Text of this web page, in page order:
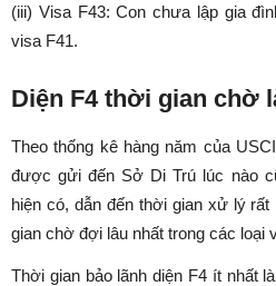
(iii) Visa F43: Con chưa lập gia
visa F41.
Diện F4 thời gian chờ
Theo thống kê hàng năm của
được gửi đến Sở Di Trú lúc nào
hiện có, dẫn đến thời gian xử lý
gian chờ đợi lâu nhất trong các loại
Thời gian bảo lãnh diện F4 ít nhất